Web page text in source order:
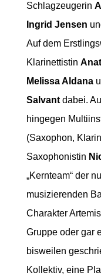
Schlagzeugerin
Ingrid Jensen
Auf dem
Klarinettistin
Melissa Aldana
Salvantdabei.
hingegen
(Saxophon,
Saxophonistin
„Kernteam“ der
musizierenden
Charakter
Gruppe oder gar
bisweilen
Kollektiv, eine